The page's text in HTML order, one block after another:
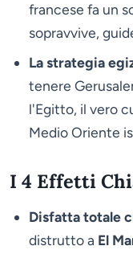
francese fa un
sopravvive,
La strategia
tenere
l'Egitto, il vero
Medio Oriente
I 4 Effetti
Disfatta totale
distrutto a El